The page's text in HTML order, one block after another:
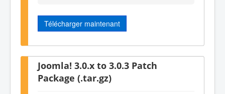
Télécharger maintenant
Joomla! 3.0.x to 3.0.3 Patch
Package (.tar.gz)